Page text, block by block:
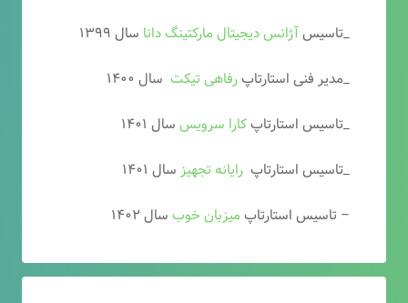
_تاسیسآژانس دیجیتال مارکتینگ دانا سال ۱۳۹۹
_مدیر فنی استارتاپرفاهی تیکت سال ۱۴۰۰
_تاسیس استارتاپکارا سرویس سال ۱۴۰۱
_تاسیس استارتاپ رایانه تجهیز سال ۱۴۰۱
– تاسیس استارتاپ میزبان خوب سال ۱۴۰۲